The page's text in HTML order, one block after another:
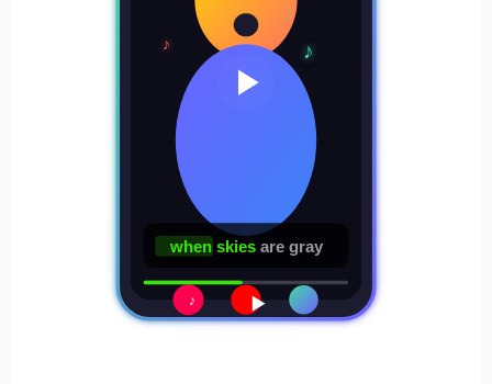
♪
when skiesare gray
♪